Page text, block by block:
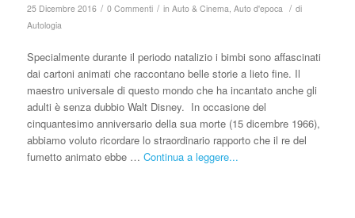
25 Dicembre 2016 / 0 Commenti / in Auto & Cinema Auto d'epoca / di
Autologia
Specialmente durante il periodo natalizio i bimbi sono affascinati
dai cartoni animati che raccontano belle storie a lieto fine. Il
maestro universale di questo mondo che ha incantato anche gli
adulti è senza dubbio Walt Disney. In occasione del
cinquantesimo anniversario della sua morte (15 dicembre 1966),
abbiamo voluto ricordare lo straordinario rapporto che il re del
fumetto animato ebbe … Continua a leggere...